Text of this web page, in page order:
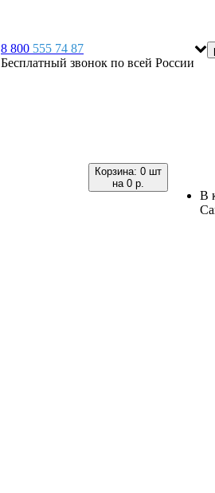
8 800 555 74 87
Бесплатный звонок по всей России
Корзина: 0 шт
на 0 р.
В